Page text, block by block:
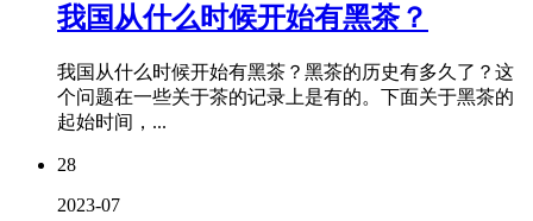
我国从什么时候开始有黑茶？
我国从什么时候开始有黑茶？黑茶的历史有多久了？这
个问题在一些关于茶的记录上是有的。下面关于黑茶的
起始时间，...
28
2023-07